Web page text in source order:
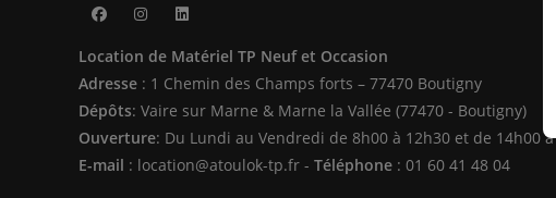
dans
un
nouvel
onglet
dans
un
nouvel
onglet
dans
un
nouvel
onglet
Location de Matériel TP Neuf et Occasion
Adresse : 1 Chemin des Champs forts – 77470 Boutigny
Dépôts: Vaire sur Marne & Marne la Vallée (77470 - Boutigny)
Ouverture: Du Lundi au Vendredi de 8h00 à 12h30 et de 14h00
E-mail : location@atoulok-tp.fr - Téléphone : 01 60 41 48 04